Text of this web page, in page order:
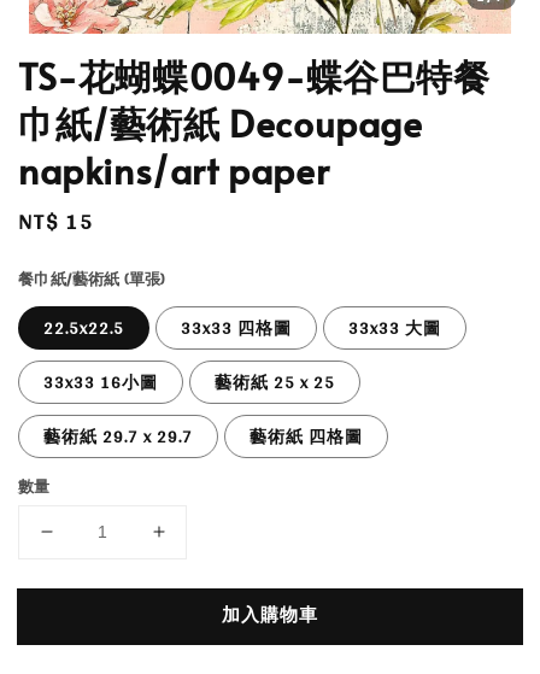
TS-花蝴蝶0049-蝶谷巴特餐
巾紙/藝術紙 Decoupage
napkins/art paper
Regular
NT$ 15
餐巾紙/藝術紙 (單張)
22.5x22.5 33x33 四格圖
33x33 大圖
33x33 16小圖
藝術紙 25 x 25
藝術紙 29.7 x 29.7
藝術紙 四格圖
數量
加入購物車